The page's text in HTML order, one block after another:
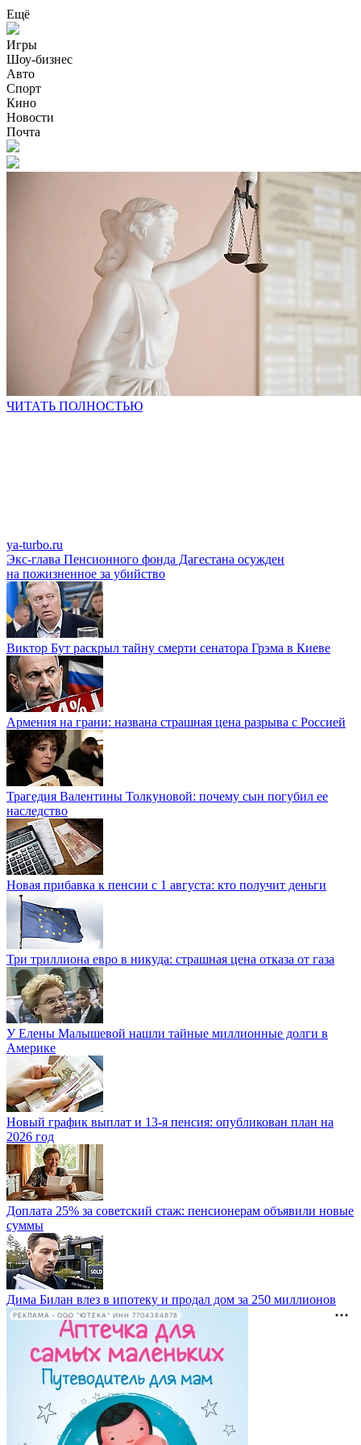
Ещё
Игры
Шоу-бизнес
Авто
Спорт
Кино
Новости
Почта
ЧИТАТЬ ПОЛНОСТЬЮ
ya-turbo.ru
Экс-глава Пенсионного фонда Дагестана осужден
на пожизненное за убийство
Виктор Бут раскрыл тайну смерти сенатора Грэма в Киеве
Армения на грани: названа страшная цена разрыва с Россией
Трагедия Валентины Толкуновой: почему сын погубил ее
наследство
Новая прибавка к пенсии с 1 августа: кто получит деньги
Три триллиона евро в никуда: страшная цена отказа от газа
У Елены Малышевой нашли тайные миллионные долги в
Америке
Новый график выплат и 13-я пенсия: опубликован план на
2026 год
Доплата 25% за советский стаж: пенсионерам объявили новые
суммы
Дима Билан влез в ипотеку и продал дом за 250 миллионов
РЕКЛАМА • ООО "ЮТЕКА" ИНН 7704384878